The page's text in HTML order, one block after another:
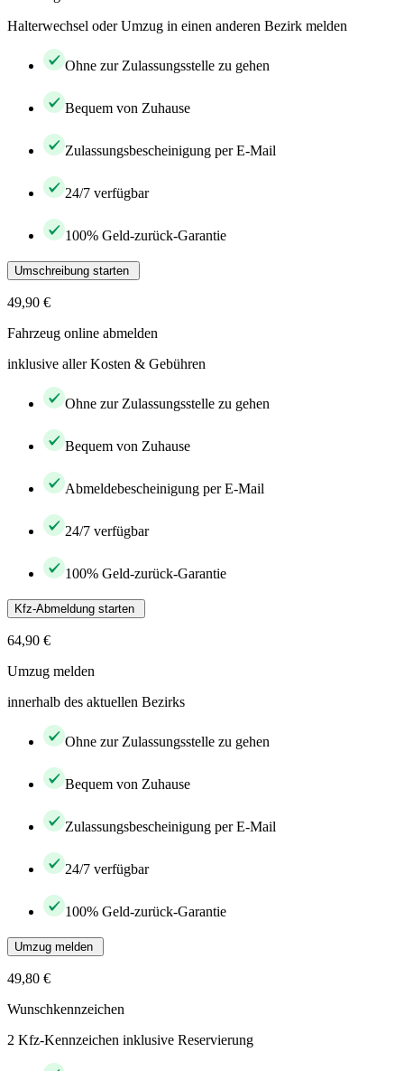
Halterwechsel oder Umzug in einen anderen Bezirk melden
Ohne zur Zulassungsstelle zu gehen
Bequem von Zuhause
Zulassungsbescheinigung per E-Mail
24/7 verfügbar
100% Geld-zurück-Garantie
Umschreibung starten
49,90 €
Fahrzeug online abmelden
inklusive aller Kosten & Gebühren
Ohne zur Zulassungsstelle zu gehen
Bequem von Zuhause
Abmeldebescheinigung per E-Mail
24/7 verfügbar
100% Geld-zurück-Garantie
Kfz-Abmeldung starten
64,90 €
Umzug melden
innerhalb des aktuellen Bezirks
Ohne zur Zulassungsstelle zu gehen
Bequem von Zuhause
Zulassungsbescheinigung per E-Mail
24/7 verfügbar
100% Geld-zurück-Garantie
Umzug melden
49,80 €
Wunschkennzeichen
2 Kfz-Kennzeichen inklusive Reservierung